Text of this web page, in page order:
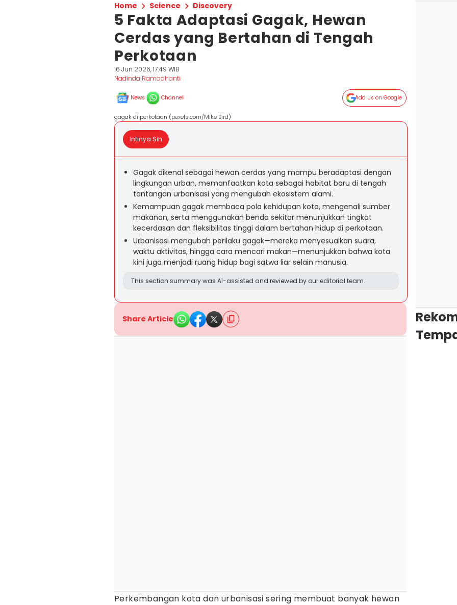
Home Science Discovery
5 Fakta Adaptasi Gagak, Hewan
Cerdas yang Bertahan di Tengah
Perkotaan
16 Jun 2026, 17:49 WIB
Nadinda Ramadhanti
News Channel Add Us on Google
gagak di perkotaan (pexels.com/Mike Bird)
Intinya Sih
Gagak dikenal sebagai hewan cerdas yang mampu beradaptasi dengan
lingkungan urban, memanfaatkan kota sebagai habitat baru di tengah
tantangan urbanisasi yang mengubah ekosistem alami.
Kemampuan gagak membaca pola kehidupan kota, mengenali sumber
makanan, serta menggunakan benda sekitar menunjukkan tingkat
kecerdasan dan fleksibilitas tinggi dalam bertahan hidup di perkotaan.
Urbanisasi mengubah perilaku gagak—mereka menyesuaikan suara,
waktu aktivitas, hingga cara mencari makan—menunjukkan bahwa kota
kini juga menjadi ruang hidup bagi satwa liar selain manusia.
This section summary was AI-assisted and reviewed by our editorial team.
Share Article
Perkembangan kota dan urbanisasi sering membuat banyak hewan